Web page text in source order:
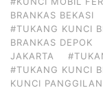
BRANKAS BEKASI
#TUKANG KUNCI
BRANKAS DEPOK
JAKARTA
#TUKANG KUNCI
KUNCI